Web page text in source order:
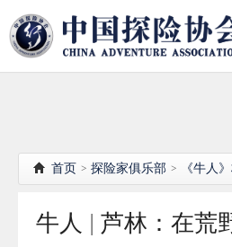
产业研究
行者证书申报
首页 > 探险家俱乐部 > 《牛人
牛人 | 芦林：在荒